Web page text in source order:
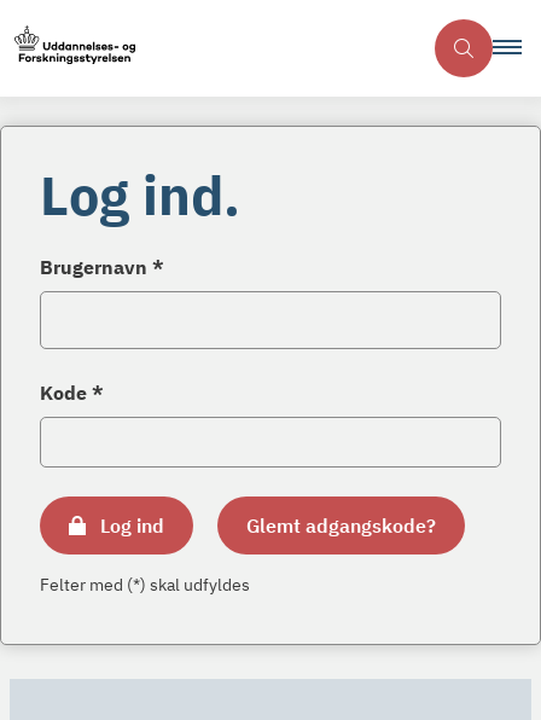
Log ind.
Brugernavn *
Kode *
Log ind Glemt adgangskode?
Felter med (*) skal udfyldes